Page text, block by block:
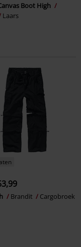
Boot High
Laars
Brandit Cargobroek